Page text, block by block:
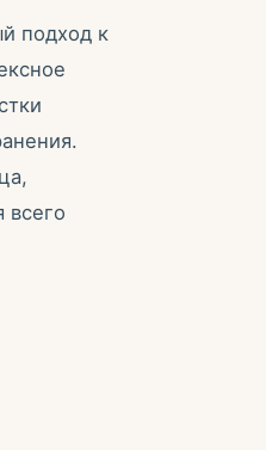
подход к
всего